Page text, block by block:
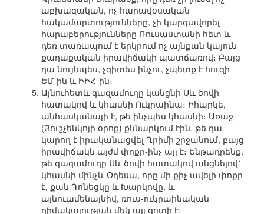
աբխազական, ոչ հարավօսական
հակամարտությունները, չի կարգավորել
հարաբերությունները Ռուսաստանի հետ և
դեռ տառապում է երկրում ոչ այնքան կայուն
քաղաքական իրավիճակի պատճառով։ Բայց
դա նույնպես, չգիտես ինչու, չպետք է հուզի
ԵՄ-ին և ԻԻՀ-ին։
Այնուհետև գազամուղը կանցնի Սև ծովի
հատակով և կհասնի Ուկրաինա։ Իհարկե,
անհասկանալի է, թե ինչպես կհասնի։ Առաջ
(Յուշչենկոյի օրոք) քննարկում էին, թե դա
կարող է իրականացվել Ղրիմի շրջանում, բայց
իրավիճակն այժմ փոքր-ինչ այլ է։ Ենթադրենք,
թե գազամուղը Սև ծովի հատակով անցնելով՝
կհասնի մինչև Օդեսա, որը մի քիչ ավելի փոքր
է, քան Դոնեցկը և Խարկովը, և
այնուամենայնիվ, ռուս-ուկրաինական
դիմակայության մեկ այլ գոտի է։